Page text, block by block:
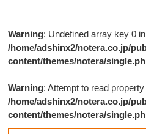
Warning: Undefined array key 0 in
/home/adshinx2/notera.co.jp/
content/themes/notera/
Warning: Attempt to read
/home/adshinx2/notera.co.jp/
content/themes/notera/